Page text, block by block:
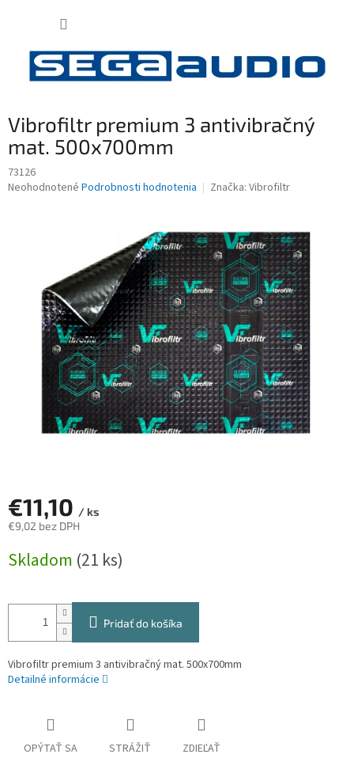
Vibrofiltr premium 3 antivibračný
mat. 500x700mm
73126
Priemerné
hviezdičiek.
Neohodnotené Podrobnosti hodnotenia Značka: Vibrofiltr
€11,10 / ks
€9,02 bez DPH
cena:
Skladom (21 ks)
Pridať do košíka
Vibrofiltr premium 3 antivibračný mat. 500x700mm
Detailné informácie
OPÝTAŤ SA STRÁŽIŤ ZDIEĽAŤ